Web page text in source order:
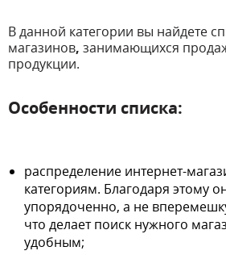
В данной категории вы найдете
магазинов, занимающихся
продукции.
Особенности списка:
распределение интернет-
категориям. Благодаря этому
упорядоченно, а не
что делает поиск нужного
удобным;